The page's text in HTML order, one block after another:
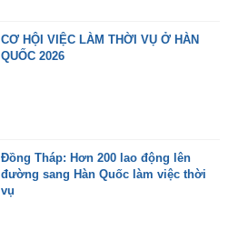
CƠ HỘI VIỆC LÀM THỜI VỤ Ở HÀN
QUỐC 2026
Đồng Tháp: Hơn 200 lao động lên
đường sang Hàn Quốc làm việc thời
vụ